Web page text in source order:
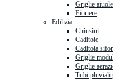
Griglie aiuole
Fioriere
Edilizia
Chiusini
Caditoie
Caditoia
Griglie
Griglie
Tubi pluviali